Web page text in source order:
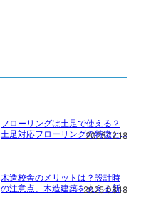
フローリングは土足で使える？
土足対応フローリングの特徴と
2025.12.18
木造校舎のメリットは？設計時
の注意点、木造建築を支える新
2025.08.18